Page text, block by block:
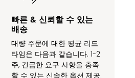
빠른 & 신뢰할 수 있는
배송
대량 주문에 대한 평균 리드
타임은 다음과 같습니다. 1-2
주, 긴급한 요구 사항을 충족
할 수 있는 신속한 옵션 제공.